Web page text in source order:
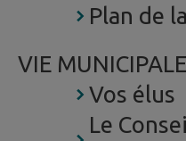
Plan de
VIE MUNICIPALE
Vos élus
Le